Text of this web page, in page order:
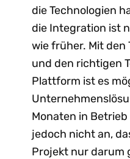
die Technologien
die Integration ist
wie früher. Mit den
und den richtigen
Plattform ist es
Monaten in
jedoch nicht an,
Projekt nur darum